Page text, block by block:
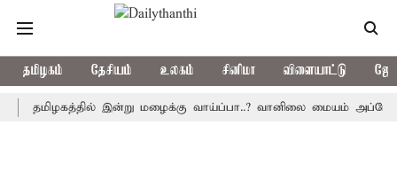
தமிழகம் தேசியம் உலகம் சினிமா விளையாட்டு
இன்று மழைக்கு வாய்ப்பா..? வானிலை மையம் அப்டேட்